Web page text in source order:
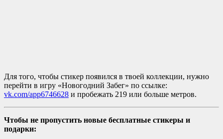
Для того, чтобы стикер появился в твоей коллекции, нужно
перейти в игру «Новогодний Забег» по ссылке:
vk.com/app6746628 и пробежать 219 или больше метров.
Чтобы не пропустить новые бесплатные стикеры и
подарки: